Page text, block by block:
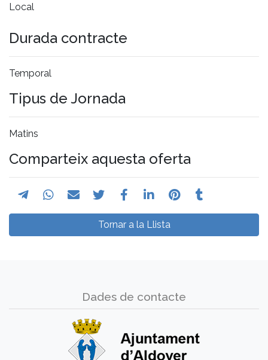
Local
Durada contracte
Temporal
Tipus de Jornada
Matins
Comparteix aquesta oferta
Tornar a la Llista
Dades de contacte